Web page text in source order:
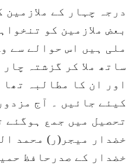
درجہ چہار کے
بعض ملازمین کو
ملی ہیں اس حوالے سے
ساتھ ملا کر گزشتہ
اور ان کا مطالبہ تھا
کیئے جائیں ۔ آج
تحصیل میں جمع ہوگئے
خضدار میجر(ر) محمد
خضدار کے صدرحافظ